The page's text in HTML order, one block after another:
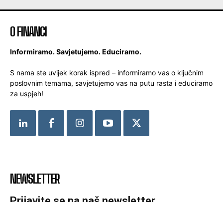
O FINANCI
Informiramo. Savjetujemo. Educiramo.
S nama ste uvijek korak ispred – informiramo vas o ključnim
poslovnim temama, savjetujemo vas na putu rasta i educiramo
za uspjeh!
NEWSLETTER